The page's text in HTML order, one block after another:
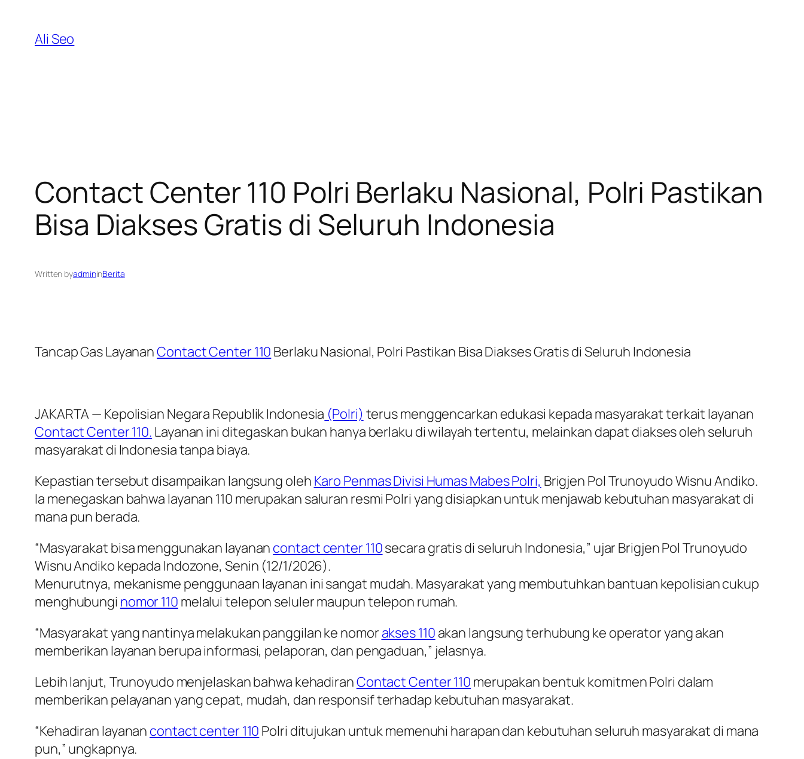
content
Ali Seo
Contact Center 110 Polri Berlaku Nasional, Polri Pastikan
Bisa Diakses Gratis di Seluruh Indonesia
Written byadmininBerita
Tancap Gas LayananContact Center 110 Berlaku Nasional, Polri Pastikan Bisa Diakses Gratis di Seluruh Indonesia
JAKARTA — Kepolisian Negara Republik Indonesia (Polri) terus menggencarkan edukasi kepada masyarakat terkait layanan
Contact Center 110. Layanan ini ditegaskan bukan hanya berlaku di wilayah tertentu, melainkan dapat diakses oleh seluruh
masyarakat di Indonesia tanpa biaya.
Kepastian tersebut disampaikan langsung oleh Karo Penmas Divisi Humas Mabes Polri, Brigjen Pol Trunoyudo Wisnu Andiko.
Ia menegaskan bahwa layanan 110 merupakan saluran resmi Polri yang disiapkan untuk menjawab kebutuhan masyarakat di
mana pun berada.
“Masyarakat bisa menggunakan layanan contact center 110secara gratis di seluruh Indonesia,” ujar Brigjen Pol Trunoyudo
Wisnu Andiko kepada Indozone, Senin (12/1/2026).
Menurutnya, mekanisme penggunaan layanan ini sangat mudah. Masyarakat yang membutuhkan bantuan kepolisian cukup
menghubungi nomor 110 melalui telepon seluler maupun telepon rumah.
“Masyarakat yang nantinya melakukan panggilan ke nomor akses 110 akan langsung terhubung ke operator yang akan
memberikan layanan berupa informasi, pelaporan, dan pengaduan,” jelasnya.
Lebih lanjut, Trunoyudo menjelaskan bahwa kehadiranContact Center 110 merupakan bentuk komitmen Polri dalam
memberikan pelayanan yang cepat, mudah, dan responsif terhadap kebutuhan masyarakat.
“Kehadiran layanan contact center 110 Polri ditujukan untuk memenuhi harapan dan kebutuhan seluruh masyarakat di mana
pun,” ungkapnya.